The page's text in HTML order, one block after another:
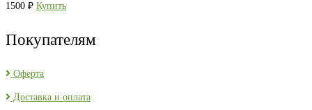
1500 ₽ Купить
Покупателям
Оферта
Доставка и оплата